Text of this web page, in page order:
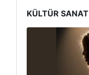
KÜLTÜR SANAT